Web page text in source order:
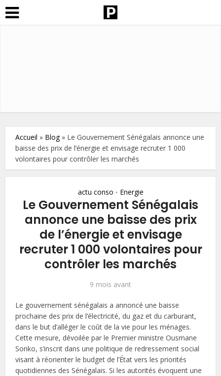
Accueil » Blog» Le Gouvernement Sénégalais annonce une
baisse des prix de l’énergie et envisage recruter 1 000
volontaires pour contrôler les marchés
actu conso • Energie
Le Gouvernement Sénégalais
annonce une baisse des prix
de l’énergie et envisage
recruter 1 000 volontaires pour
contrôler les marchés
9 mois avant
Le gouvernement sénégalais a annoncé une baisse
prochaine des prix de l’électricité, du gaz et du carburant,
dans le but d’alléger le coût de la vie pour les ménages.
Cette mesure, dévoilée par le Premier ministre Ousmane
Sonko, s’inscrit dans une politique de redressement social
visant à réorienter le budget de l’État vers les priorités
quotidiennes des Sénégalais. Si les autorités évoquent une